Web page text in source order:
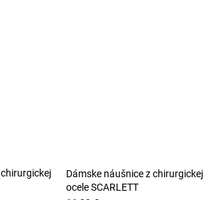
Dámske náušnice z chirurgickej
ocele SCARLETT